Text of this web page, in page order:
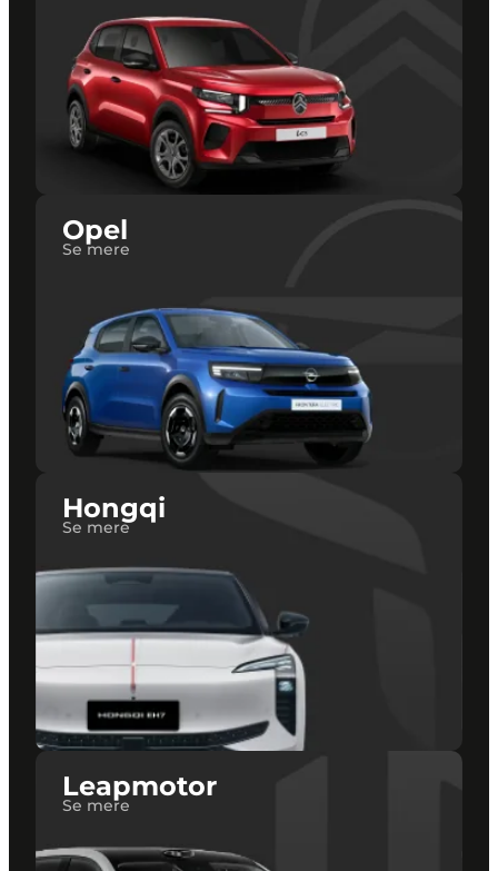
Opel
Se mere
Hongqi
Se mere
Leapmotor
Se mere